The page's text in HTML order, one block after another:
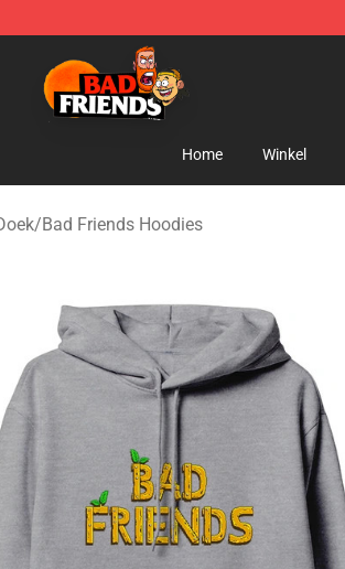
Bad Friends Merchandise Store
Home Winkel
/Bad Friends Hoodies